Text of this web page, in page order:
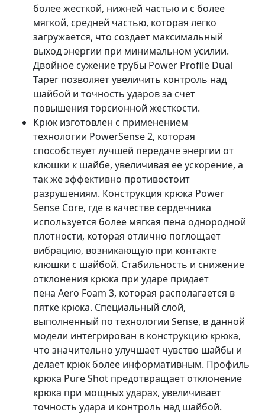
более жесткой, нижней частью и с более
мягкой, средней частью, которая легко
загружается, что создает максимальный
выход энергии при минимальном усилии.
Двойное сужение трубы Power Profile Dual
Taper позволяет увеличить контроль над
шайбой и точность ударов за счет
повышения торсионной жесткости.
Крюк изготовлен с применением
технологии PowerSense 2, которая
способствует лучшей передаче энергии от
клюшки к шайбе, увеличивая ее ускорение, а
так же эффективно противостоит
разрушениям. Конструкция крюка Power
Sense Core, где в качестве сердечника
используется более мягкая пена однородной
плотности, которая отлично поглощает
вибрацию, возникающую при контакте
клюшки с шайбой. Стабильность и снижение
отклонения крюка при ударе придает
пена Aero Foam 3, которая располагается в
пятке крюка. Специальный слой,
выполненный по технологии Sense, в данной
модели интегрирован в конструкцию крюка,
что значительно улучшает чувство шайбы и
делает крюк более информативным. Профиль
крюка Pure Shot предотвращает отклонение
крюка при мощных ударах, увеличивает
точность удара и контроль над шайбой.